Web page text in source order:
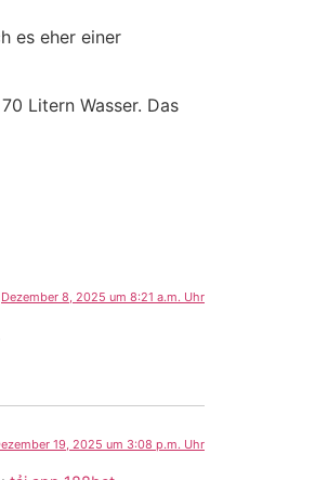
es eher einer
Litern Wasser. Das
Dezember 8, 2025 um 8:21 a.m. Uhr
19, 2025 um 3:08 p.m. Uhr